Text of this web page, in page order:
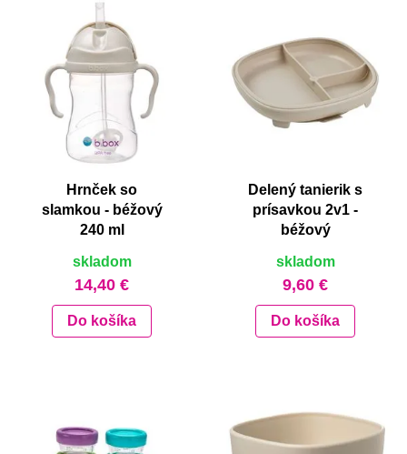
Hrnček so
slamkou - béžový
240 ml
skladom
14,40 €
Do košíka
Delený tanierik s
prísavkou 2v1 -
béžový
skladom
9,60 €
Do košíka